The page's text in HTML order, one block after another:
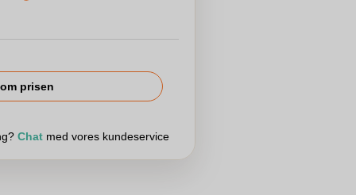
prisen
Chatmed vores kundeservice